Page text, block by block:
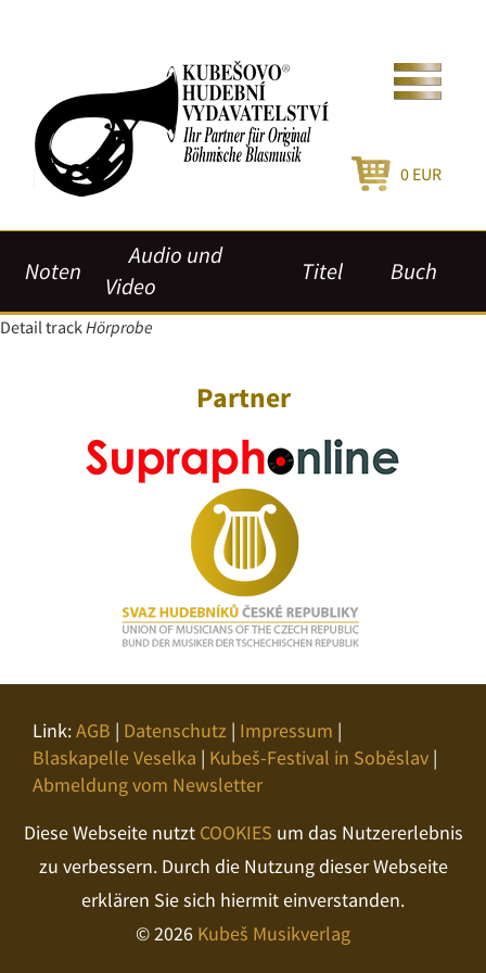
0 EUR
Noten
Audio und
Video
Titel Buch
Detail trackHörprobe
Partner
Link:AGB | Datenschutz | Impressum |
Blaskapelle Veselka | Kubeš-Festival in Soběslav |
Abmeldung vom Newsletter
Diese Webseite nutzt COOKIES um das Nutzererlebnis
zu verbessern. Durch die Nutzung dieser Webseite
erklären Sie sich hiermit einverstanden.
© 2026 Kubeš Musikverlag